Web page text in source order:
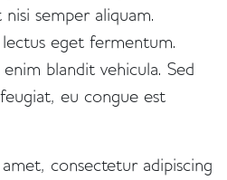
semper aliquam.
lectus eget fermentum.
blandit vehicula. Sed
eu congue est
consectetur adipiscing